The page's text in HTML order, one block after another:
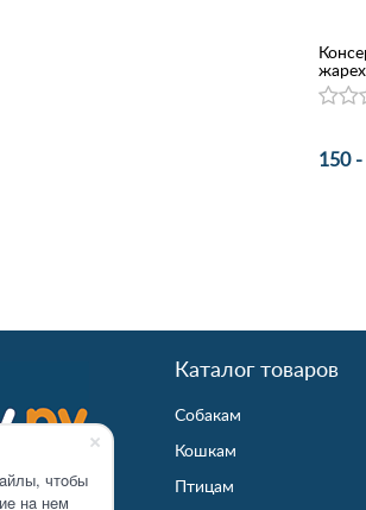
чтoбы
нa нeм
150
животных
Каталог товаров
Собакам
Кошкам
Птицам